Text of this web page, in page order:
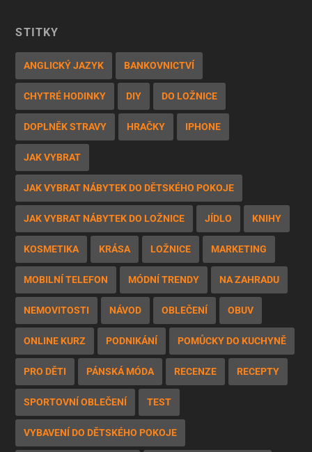
ŠTÍTKY
ANGLICKÝ JAZYK BANKOVNICTVÍ
CHYTRÉ HODINKY DIY DO LOŽNICE
DOPLNĚK STRAVY HRAČKY IPHONE
JAK VYBRAT
JAK VYBRAT NÁBYTEK DO DĚTSKÉHO POKOJE
JAK VYBRAT NÁBYTEK DO LOŽNICE JÍDLO KNIHY
KOSMETIKA KRÁSA LOŽNICE MARKETING
MOBILNÍ TELEFON MÓDNÍ TRENDY NA ZAHRADU
NEMOVITOSTI NÁVOD OBLEČENÍ OBUV
ONLINE KURZ PODNIKÁNÍ POMŮCKY DO KUCHYNĚ
PRO DĚTI PÁNSKÁ MÓDA RECENZE RECEPTY
SPORTOVNÍ OBLEČENÍ TEST
VYBAVENÍ DO DĚTSKÉHO POKOJE